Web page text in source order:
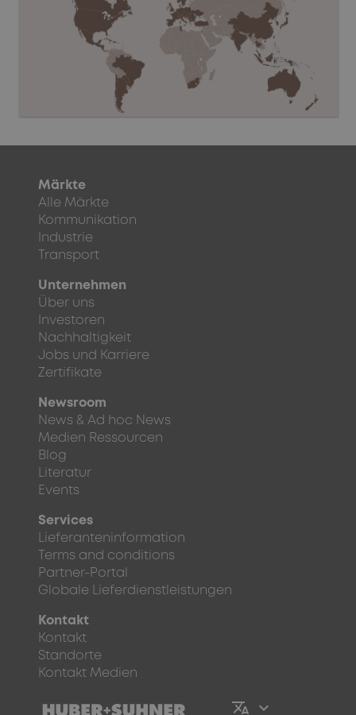
Märkte
Alle Märkte
Kommunikation
Industrie
Transport
Unternehmen
Über uns
Investoren
Nachhaltigkeit
Jobs und Karriere
Zertifikate
Newsroom
News & Ad hoc News
Medien Ressourcen
Blog
Literatur
Events
Services
Lieferanteninformation
Terms and conditions
Partner-Portal
Globale Lieferdienstleistungen
Kontakt
Kontakt
Standorte
Kontakt Medien